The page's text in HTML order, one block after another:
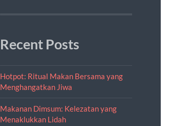
Recent Posts
Hotpot: Ritual Makan Bersama yang
Menghangatkan Jiwa
Makanan Dimsum: Kelezatan yang
Menaklukkan Lidah